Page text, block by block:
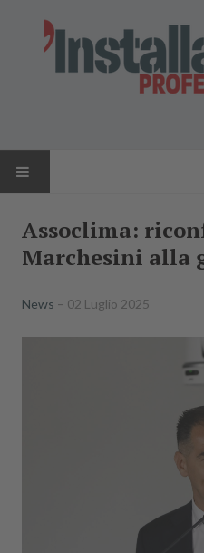
NEWS
AZIENDE
Assoclima:
Marchesini alla
News 02 Luglio 2025